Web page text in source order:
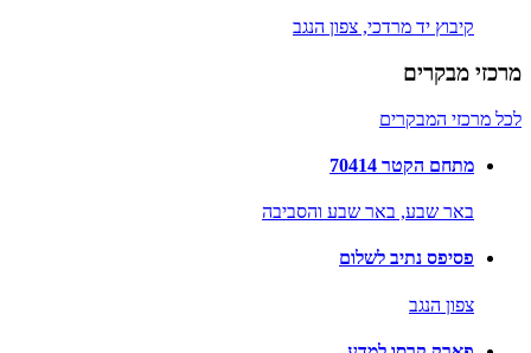
קיבוץ יד מרדכי, צפון הנגב
מרכזי מבקרים
לכל מרכזי המבקרים
מתחם הקטר 70414
באר שבע, באר שבע והסביבה
פסיפס נתיב לשלום
צפון הנגב